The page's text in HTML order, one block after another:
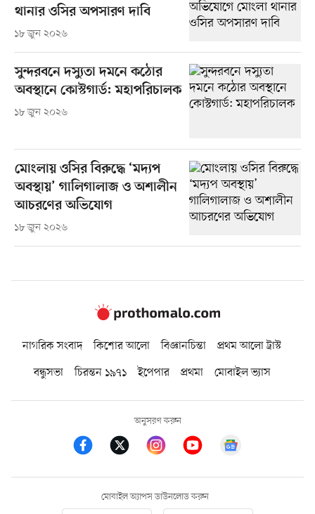
থানার ওসির অপসারণ দাবি
১৮ জুন ২০২৬
সুন্দরবনে দস্যুতা দমনে কঠোর
অবস্থানে কোস্টগার্ড: মহাপরিচালক
১৮ জুন ২০২৬
মোংলায় ওসির বিরুদ্ধে ‘মদ্যপ
অবস্থায়’ গালিগালাজ ও অশালীন
আচরণের অভিযোগ
১৮ জুন ২০২৬
নাগরিক সংবাদ কিশোর আলো বিজ্ঞানচিন্তা
প্রথম আলো ট্রাস্ট
বন্ধুসভা
চিরন্তন ১৯৭১ ইপেপার প্রথমা মোবাইল ভ্যাস
অনুসরণ করুন
মোবাইল অ্যাপস ডাউনলোড করুন